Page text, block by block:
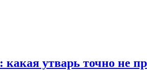
утварь точно не